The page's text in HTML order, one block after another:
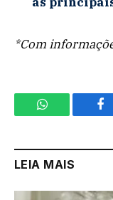
*Com
WhatsApp
LEIA MAIS